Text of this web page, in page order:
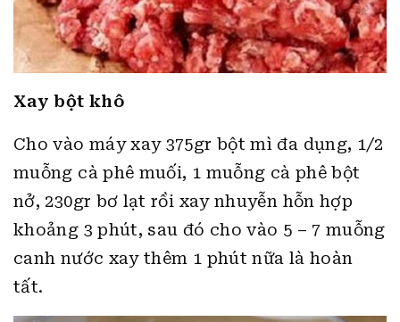
Xay bột khô
Cho vào máy xay 375gr bột mì đa dụng, 1/2
muỗng cà phê muối, 1 muỗng cà phê bột
nở, 230gr bơ lạt rồi xay nhuyễn hỗn hợp
khoảng 3 phút, sau đó cho vào 5 – 7 muỗng
canh nước xay thêm 1 phút nữa là hoàn
tất.